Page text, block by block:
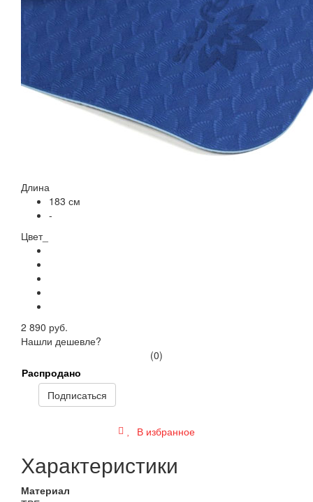
Длина
183 см
-
Цвет_
2 890 руб.
Нашли дешевле?
(0)
Распродано
Подписаться
В избранное
Характеристики
Материал